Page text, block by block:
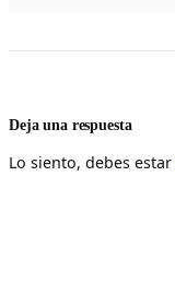
Deja una respuesta
Lo siento, debes estar